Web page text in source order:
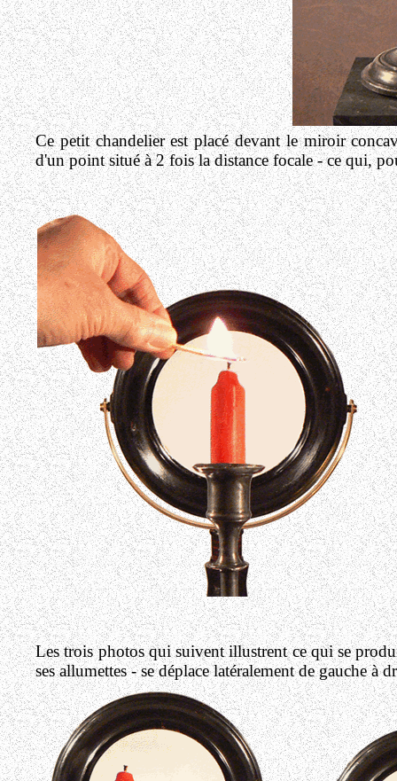
Ce petit chandelier est placé devant le miroir
d'un point situé à 2 fois la distance focale - ce qui,
Les trois photos qui suivent illustrent ce qui se
ses allumettes - se déplace latéralement de gauche